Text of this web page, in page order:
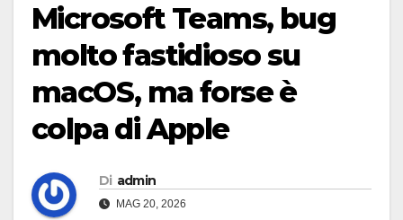
Microsoft Teams, bug
molto fastidioso su
macOS, ma forse è
colpa di Apple
Di admin
MAG 20, 2026